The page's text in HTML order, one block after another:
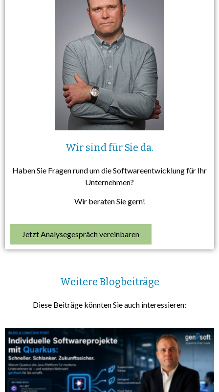
Wir sind für Sie da.
Haben Sie Fragen rund um die Softwareentwicklung für Ihr
Unternehmen?
Wir beraten Sie gern!
Jetzt Analysegespräch vereinbaren
Weitere Blogbeiträge
Diese Beiträge könnten Sie auch interessieren: